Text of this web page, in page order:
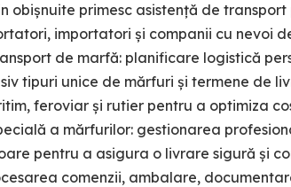
obișnuite primesc asistență de
importatori și companii cu nevoi
de marfă: planificare logistică
tipuri unice de mărfuri și termene de
feroviar și rutier pentru a optimiza
a mărfurilor: gestionarea
pentru a asigura o livrare sigură și
comenzii, ambalare,